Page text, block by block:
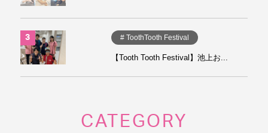
# ToothTooth Festival
【Tooth Tooth Festival】池上お...
CATEGORY